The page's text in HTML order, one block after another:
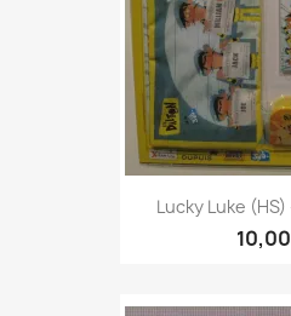
Lucky Luke